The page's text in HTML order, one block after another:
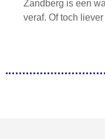
Zandberg is een
veraf. Of toch